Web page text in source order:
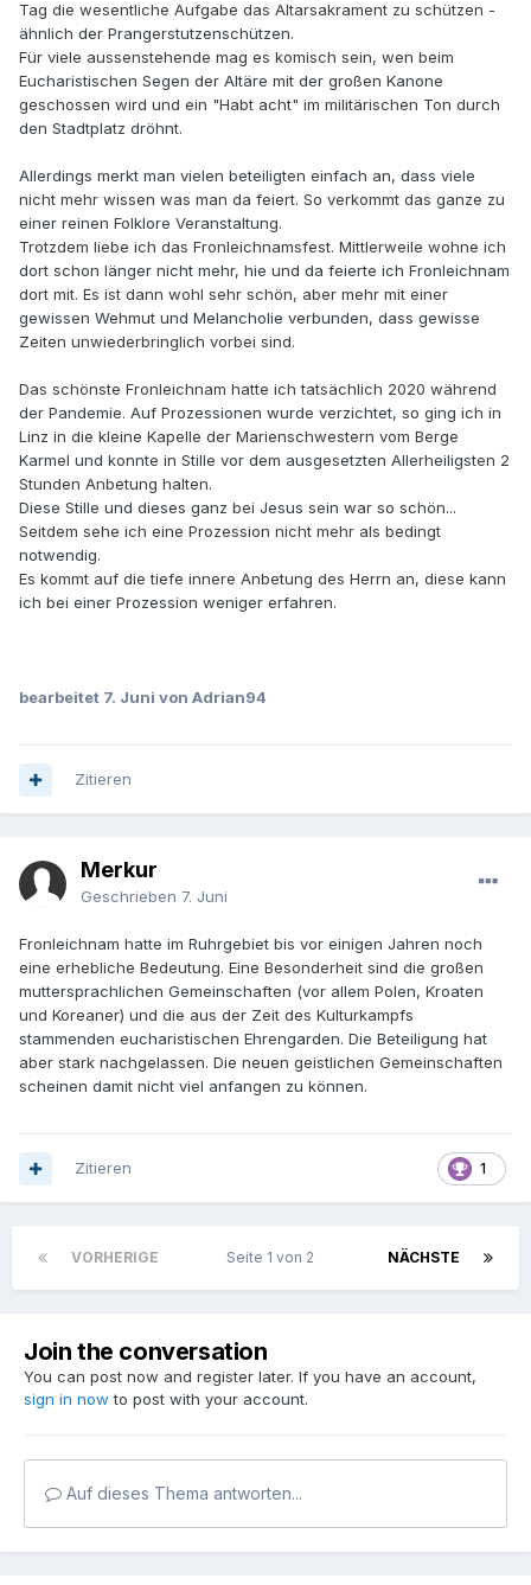
Tag die wesentliche Aufgabe das Altarsakrament zu schützen -
ähnlich der Prangerstutzenschützen.
Für viele aussenstehende mag es komisch sein, wen beim
Eucharistischen Segen der Altäre mit der großen Kanone
geschossen wird und ein "Habt acht" im militärischen Ton durch
den Stadtplatz dröhnt.
Allerdings merkt man vielen beteiligten einfach an, dass viele
nicht mehr wissen was man da feiert. So verkommt das ganze zu
einer reinen Folklore Veranstaltung.
Trotzdem liebe ich das Fronleichnamsfest. Mittlerweile wohne ich
dort schon länger nicht mehr, hie und da feierte ich Fronleichnam
dort mit. Es ist dann wohl sehr schön, aber mehr mit einer
gewissen Wehmut und Melancholie verbunden, dass gewisse
Zeiten unwiederbringlich vorbei sind.
Das schönste Fronleichnam hatte ich tatsächlich 2020 während
der Pandemie. Auf Prozessionen wurde verzichtet, so ging ich in
Linz in die kleine Kapelle der Marienschwestern vom Berge
Karmel und konnte in Stille vor dem ausgesetzten Allerheiligsten 2
Stunden Anbetung halten.
Diese Stille und dieses ganz bei Jesus sein war so schön...
Seitdem sehe ich eine Prozession nicht mehr als bedingt
notwendig.
Es kommt auf die tiefe innere Anbetung des Herrn an, diese kann
ich bei einer Prozession weniger erfahren.
bearbeitet 7. Juni von Adrian94
Zitieren
Merkur
Geschrieben 7. Juni
Fronleichnam hatte im Ruhrgebiet bis vor einigen Jahren noch
eine erhebliche Bedeutung. Eine Besonderheit sind die großen
muttersprachlichen Gemeinschaften (vor allem Polen, Kroaten
und Koreaner) und die aus der Zeit des Kulturkampfs
stammenden eucharistischen Ehrengarden. Die Beteiligung hat
aber stark nachgelassen. Die neuen geistlichen Gemeinschaften
scheinen damit nicht viel anfangen zu können.
1
Zitieren
VORHERIGE NÄCHSTE
Seite 1 von 2
Join the conversation
You can post now and register later. If you have an account,
sign in now to post with your account.
Auf dieses Thema antworten...